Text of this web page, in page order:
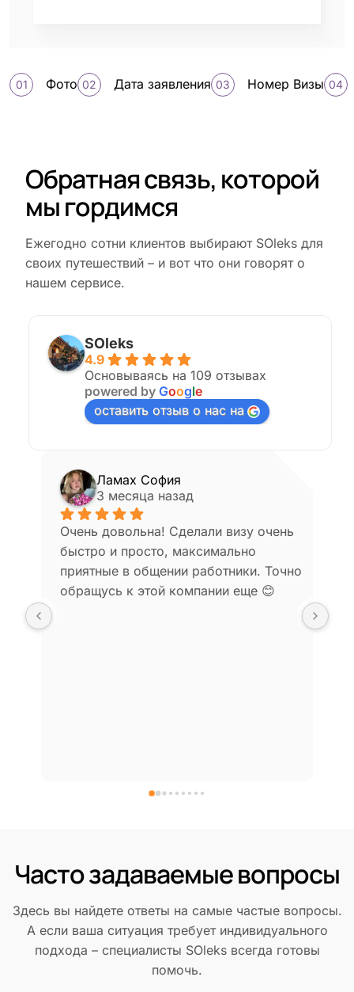
Фото Дата заявления Номер Визы
Обратная связь, которой
мы гордимся
Ежегодно сотни клиентов выбирают SOleks для
своих путешествий – и вот что они говорят о
нашем сервисе.
SOleks
4.9
Основываясь на 109 отзывах
powered by Google
оставить отзыв о нас на
Ламах София
3 месяца назад
Очень довольна! Сделали визу очень
быстро и просто, максимально
приятные в общении работники. Точно
обращусь к этой компании еще 😊
Часто задаваемые вопросы
Здесь вы найдете ответы на самые частые вопросы.
А если ваша ситуация требует индивидуального
подхода – специалисты SOleks всегда готовы
помочь.